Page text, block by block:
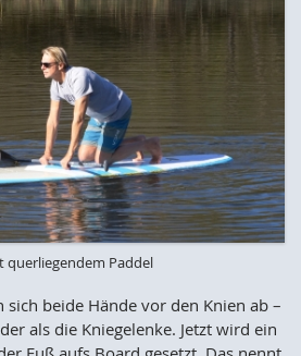
querliegendem Paddel
beide Hände vor den Knien ab –
als die Kniegelenke. Jetzt wird ein